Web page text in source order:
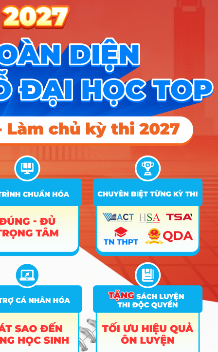
Công cụ
Trắc nghiệm MBTI
Tra cứu đề án tuyển sinh
Tư vấn hướng nghiệp
Tin tức
Tin giáo dục nổi bật
Tin tuyển sinh vào 10
Về chúng tôi
Liên hệ
Điều khoản dịch vụ
Chính sách bảo mật